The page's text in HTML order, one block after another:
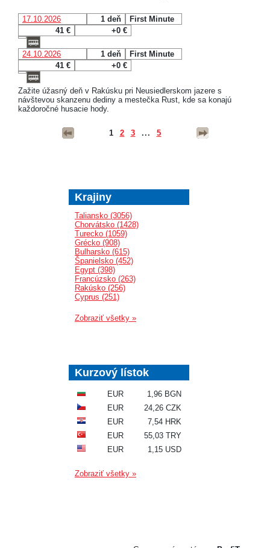
17.10.2026 1 deň
First Minute
41 €
+0 €
24.10.2026 1 deň
First Minute
41 €
+0 €
Zažite úžasný deň v Rakúsku pri Neusiedlerskom jazere s
návštevou skanzenu dediny a mestečka Rust, kde sa konajú
každoročné husacie hody.
1 2 3 ... 5
Krajiny
Taliansko (3056)
Chorvátsko (1428)
Turecko (1059)
Grécko (908)
Bulharsko (615)
Španielsko (452)
Egypt (398)
Francúzsko (263)
Rakúsko (256)
Cyprus (251)
Zobraziť všetky »
Kurzový lístok
EUR
1,96 BGN
EUR
24,26 CZK
EUR
7,54 HRK
EUR
55,03 TRY
EUR
1,15 USD
Zobraziť všetky »